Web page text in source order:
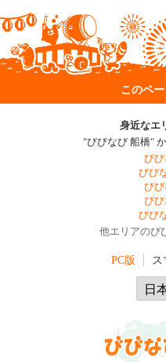
このペ
身近なエ
"びびなび 船橋"
び
びび
びび
び
びび
他エリアのび
PC版